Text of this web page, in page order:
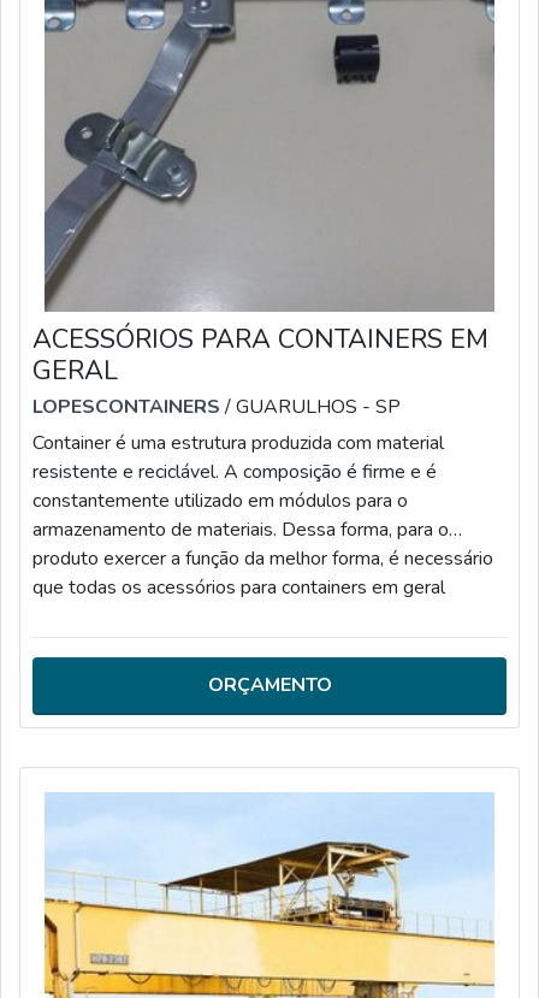
ACESSÓRIOS PARA CONTAINERS EM
GERAL
LOPESCONTAINERS/ GUARULHOS - SP
Container é uma estrutura produzida com material
resistente e reciclável. A composição é firme e é
constantemente utilizado em módulos para o
armazenamento de materiais. Dessa forma, para o
produto exercer a função da melhor forma, é necessário
que todas os acessórios para containers em geral
Cabines acústicas; Rampas; Entre outros.Para adquirir um
produto de qualidade, é essencial contar com uma
empresa especializada no ramo, assim, o cliente
ORÇAMENTO